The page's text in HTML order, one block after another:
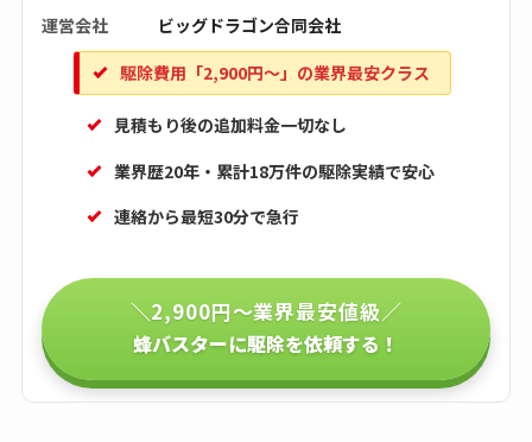
運営会社
ビッグドラゴン合同会社
駆除費用「2,900円〜」の業界最安クラス
見積もり後の追加料金一切なし
業界歴20年・累計18万件の駆除実績で安心
連絡から最短30分で急行
＼2,900円〜業界最安値級／
蜂バスターに駆除を依頼する！